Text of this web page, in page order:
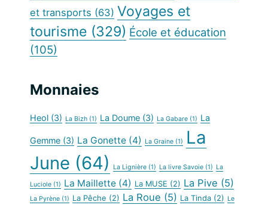
et transports (63) Voyages et
tourisme (329) École et éducation
(105)
Monnaies
Heol (3) La Bizh (1) La Doume (3) La Gabare (1) La
Gemme (3) La Gonette (4) La Graine (1)
La
June (64) La Lignière (1) La livre Savoie (1) La
Luciole (1) La Maillette (4) La MUSE (2) La Pive (5)
La Pyrène (1) La Pêche (2) La Roue (5) La Tinda (2) Le